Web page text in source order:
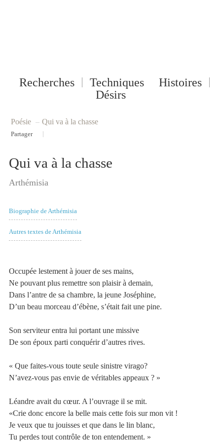
Recherches Techniques
Histoires
Désirs
Poésie – Qui va à la chasse
Partager
Qui va à la chasse
Arthémisia
Biographie de Arthémisia
Autres textes de Arthémisia
Occupée lestement à jouer de ses mains,
Ne pouvant plus remettre son plaisir à demain,
Dans l’antre de sa chambre, la jeune Joséphine,
D’un beau morceau d’ébène, s’était fait une pine.
Son serviteur entra lui portant une missive
De son époux parti conquérir d’autres rives.
« Que faites-vous toute seule sinistre virago?
N’avez-vous pas envie de véritables appeaux ? »
Léandre avait du cœur. A l’ouvrage il se mit.
«Crie donc encore la belle mais cette fois sur mon vit !
Je veux que tu jouisses et que dans le lin blanc,
Tu perdes tout contrôle de ton entendement. »